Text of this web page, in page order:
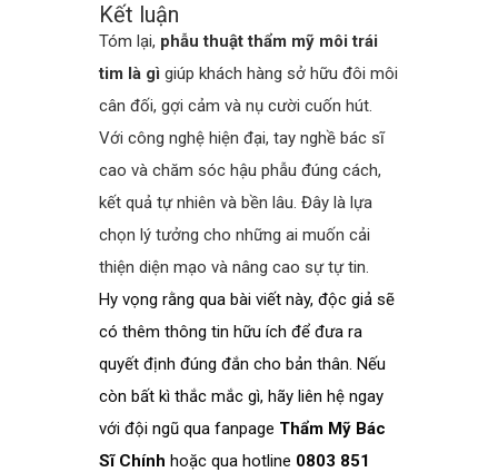
Kết luận
Tóm lại, phẫu thuật thẩm mỹ môi trái
tim là gì giúp khách hàng sở hữu đôi môi
cân đối, gợi cảm và nụ cười cuốn hút.
Với công nghệ hiện đại, tay nghề bác sĩ
cao và chăm sóc hậu phẫu đúng cách,
kết quả tự nhiên và bền lâu. Đây là lựa
chọn lý tưởng cho những ai muốn cải
thiện diện mạo và nâng cao sự tự tin.
Hy vọng rằng qua bài viết này, độc giả sẽ
có thêm thông tin hữu ích để đưa ra
quyết định đúng đắn cho bản thân. Nếu
còn bất kì thắc mắc gì, hãy liên hệ ngay
với đội ngũ qua fanpage Thẩm Mỹ Bác
Sĩ Chính hoặc qua hotline 0803 851